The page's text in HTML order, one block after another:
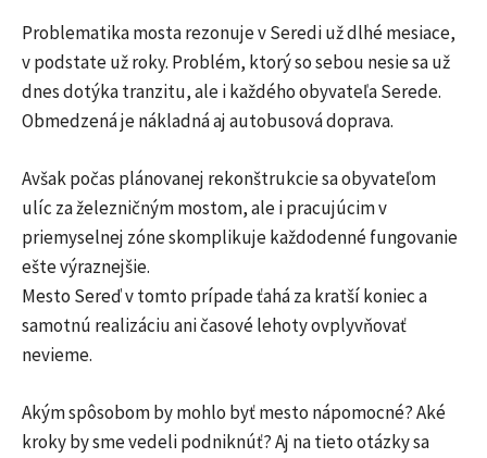
Problematika mosta rezonuje v Seredi už dlhé mesiace,
v podstate už roky. Problém, ktorý so sebou nesie sa už
dnes dotýka tranzitu, ale i každého obyvateľa Serede.
Obmedzená je nákladná aj autobusová doprava.
Avšak počas plánovanej rekonštrukcie sa obyvateľom
ulíc za železničným mostom, ale i pracujúcim v
priemyselnej zóne skomplikuje každodenné fungovanie
ešte výraznejšie.
Mesto Sereď v tomto prípade ťahá za kratší koniec a
samotnú realizáciu ani časové lehoty ovplyvňovať
nevieme.
Akým spôsobom by mohlo byť mesto nápomocné? Aké
kroky by sme vedeli podniknúť? Aj na tieto otázky sa